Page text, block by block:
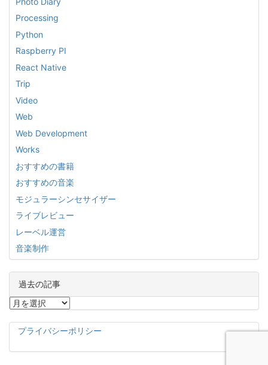
Processing
Python
Raspberry PI
React Native
Trip
Video
Web
Web Development
Works
おすすめの書籍
おすすめの音楽
モジュラーシンセサイザー
ライブレビュー
レーベル運営
音楽制作
過去の記事
過
の
事
プライバシーポリシー